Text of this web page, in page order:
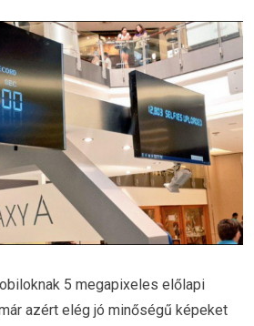
5 megapixeles előlapi
azért elég jó minőségű képeket